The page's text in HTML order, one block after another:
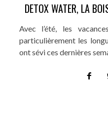
DETOX WATER, LA
Avec l’été, les
particulièrement les
ont sévi ces dernières